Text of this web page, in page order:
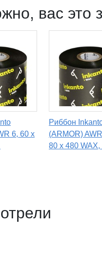
вас это
6, 60 х
Риббон
(ARMOR)
80 х 480 WAX,